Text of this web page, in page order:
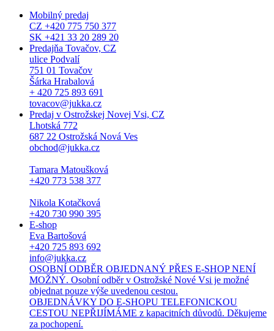
Mobilný predaj
CZ +420 775 750 377
SK +421 33 20 289 20
Predajňa Tovačov, CZ
ulice Podvalí
751 01 Tovačov
Šárka Hrabalová
+ 420 725 893 691
tovacov@jukka.cz
Predaj v Ostrožskej Novej Vsi, CZ
Lhotská 772
687 22 Ostrožská Nová Ves
obchod@jukka.cz
Tamara Matoušková
+420 773 538 377
Nikola Kotačková
+420 730 990 395
E-shop
Eva Bartošová
+420 725 893 692
info@jukka.cz
OSOBNÍ ODBĚR OBJEDNANÝ PŘES E-SHOP NENÍ
MOŽNÝ. Osobní odběr v Ostrožské Nové Vsi je možné
objednat pouze výše uvedenou cestou.
OBJEDNÁVKY DO E-SHOPU TELEFONICKOU
CESTOU NEPŘIJÍMÁME z kapacitních důvodů. Děkujeme
za pochopení.